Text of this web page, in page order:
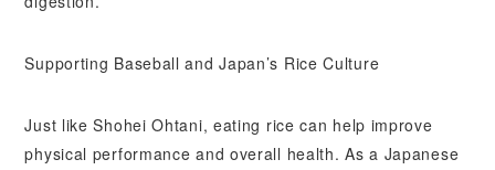
Supporting Baseball and Japan’s Rice Culture
Just like Shohei Ohtani, eating rice can help improve
physical performance and overall health. As a Japanese